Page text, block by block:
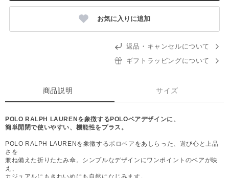
お気に入りに追加
返品・キャンセルについて
ギフトラッピングについて
商品説明 サイズ
POLO RALPH LAURENを象徴するPOLOベアデザインに、
簡単開閉で使いやすい、機能性をプラス。
POLO RALPH LAURENを象徴するポロベアをあしらった、遊び心と上品
さを
兼ね備えた折りたたみ傘。シンプルなデザインにワンポイントのベアが映
え、
カジュアルにもきれいめにも自然になじみます。